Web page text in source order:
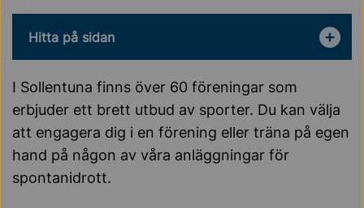
Hitta på sidan
I Sollentuna finns över 60 föreningar som
erbjuder ett brett utbud av sporter. Du kan välja
att engagera dig i en förening eller träna på egen
hand på någon av våra anläggningar för
spontanidrott.